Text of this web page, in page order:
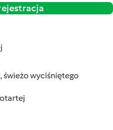
świeżo wyciśniętego
otartej